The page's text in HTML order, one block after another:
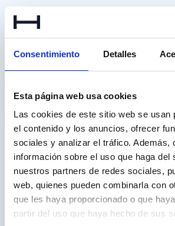
Consentimiento Detalles
Esta página web usa cookies
Las cookies de este sitio web se usan
el contenido y los anuncios, ofrecer
sociales y analizar el tráfico. Además,
información sobre el uso que haga del
nuestros partners de redes sociales,
web, quienes pueden combinarla con
que les haya proporcionado o que
partir del uso que haya hecho de sus
Calcula tu cuota
Plazo (meses)
36 48 60 72 84
Cuotas
TIN10.99%
–Garantía Premium
Entrega en casa incluida
Seguro de crédito y
siniestro
✓Garantía Premium 1 año